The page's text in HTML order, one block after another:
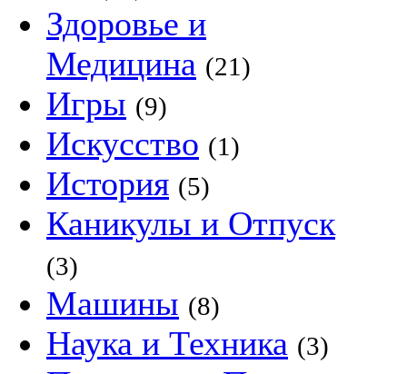
Здоровье и
Медицина (21)
Игры (9)
Искусство (1)
История (5)
Каникулы и Отпуск
(3)
Машины (8)
Наука и Техника (3)